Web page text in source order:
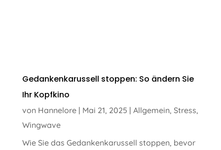
Gedankenkarussell stoppen: So ändern Sie
Ihr Kopfkino
von Hannelore| Mai 21, 2025 | Allgemein, Stress,
Wingwave
Wie Sie das Gedankenkarussell stoppen, bevor